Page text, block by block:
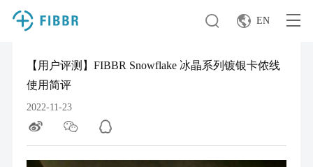
EN
【用户评测】FIBBR Snowflake 冰晶系列镀银卡侬线
使用简评
2022-11-23